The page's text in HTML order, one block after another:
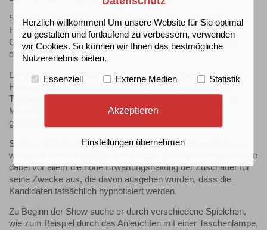
Show-Hypnose hat in den meisten Fällen gar nichts mit
Hypnose zu tun! Am 06.02.2002 gab es im ZDF
Gesundheitsmagazin Praxis einen interessanten Beitrag zu
diesem Thema.
Die ZDF Online-Redaktion hat dazu geschrieben, dass echte
Hypnose eine in der Medizin und Psychologie anerkannte
Therapieform sei. Show-Hypnose ziele hingegen darauf ab,
Menschen lächerlich zu machen und könne ihnen sogar
gefährlich werden.
Seriöse Therapeuten seien der Ansicht, dass Show-Hypnose
wenig mit echter Hypnose zu tun habe. Denn der "Magier" nutze
dabei vor allem die hohe Erwartungshaltung der Zuschauer für
seine Zwecke aus, die davon ausgehen würden, dass die
Kandidaten tatsächlich hypnotisiert werden.
Zu Beginn der Show suche er durch verschiedene Spielchen,
wie zum Beispiel durch das Anleuchten mit einer Taschenlampe,
Herzlich willkommen! Um unsere Website für Sie optimal
zu gestalten und fortlaufend zu verbessern, verwenden
wir Cookies. So können wir Ihnen das bestmögliche
Nutzererlebnis bieten.
Essenziell Externe Medien Statistik
Akzeptieren
Einstellungen übernehmen